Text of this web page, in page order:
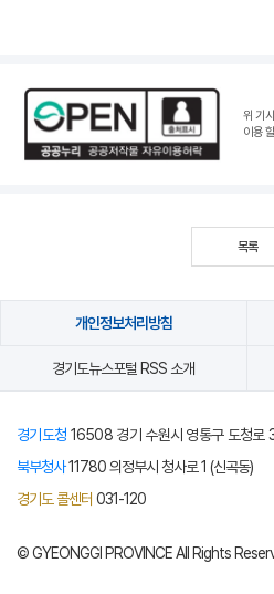
위 기
이용
목록
개인정보처리방침
경기도뉴스포털 RSS 소개
경기도청 16508 경기 수원시 영통구 도청로
북부청사11780 의정부시 청사로 1 (신곡동)
경기도 콜센터 031-120
© GYEONGGI PROVINCE All Rights